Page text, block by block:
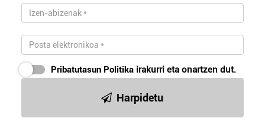
Pribatutasun Politika irakurri eta onartzen dut.
Harpidetu